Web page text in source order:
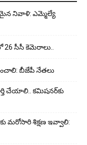
నివాళి: ఎమ్మెల్యే
26 సీసీ కెమెరాలు..
బీజేపీ నేతలు
చేయాలి.. కమిషనర్‌కు
మరోసారి శిక్షణ ఇవ్వాలి: